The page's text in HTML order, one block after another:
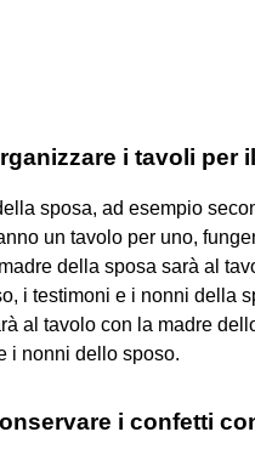
i tavoli per
sposa, ad esempio
un tavolo per uno,
della sposa sarà al
i testimoni e i nonni della
al tavolo con la madre
i nonni dello sposo.
i confetti